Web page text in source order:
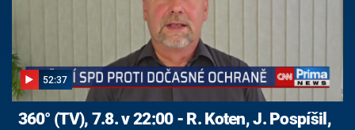
52:37
360° (TV), 7.8. v 22:00 - R. Koten, J. Pospíšil,